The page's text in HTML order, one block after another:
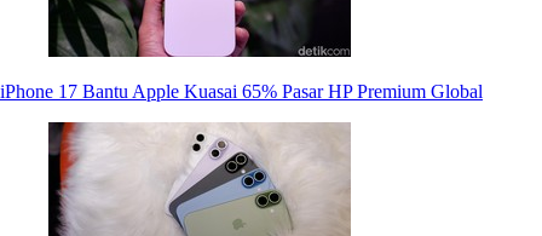
iPhone 17 Bantu Apple Kuasai 65% Pasar HP Premium Global